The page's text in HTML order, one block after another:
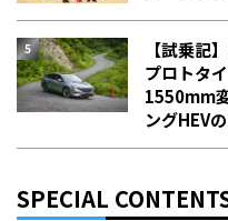
【試乗記
プロトタ
1550mm
ングHEV
SPECIAL